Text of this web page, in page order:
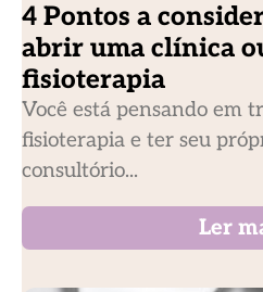
4 Pontos a
abrir uma clínica
fisioterapia
Você está pensando em
fisioterapia e ter seu
consultório...
Ler